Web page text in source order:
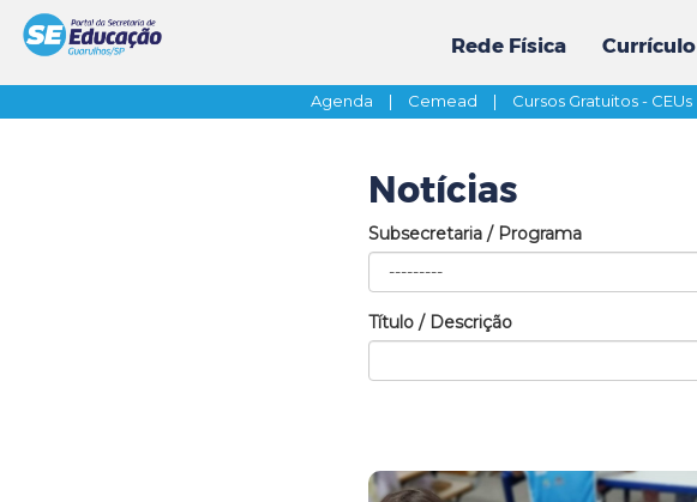
Rede Física Currículo
Agenda | Cemead | Cursos Gratuitos - CEUs
Notícias
Subsecretaria / Programa
Título / Descrição